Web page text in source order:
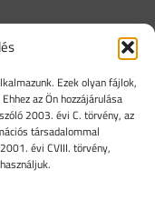
Ezek olyan fájlok,
az Ön hozzájárulása
2003. évi C. törvény, az
társadalommal
évi CVIII. törvény,
tartós
választás,ha a
de
vásárolni,